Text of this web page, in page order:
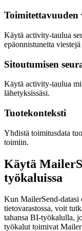
Toimitettavuuden
Käytä activity-taulua
epäonnistuneita
Sitoutumisen
Käytä activity-taulua
lähetyksissäsi.
Tuotekonteksti
Yhdistä toimitusdata
toimiin.
Käytä
työkaluissa
Kun MailerSend-
tietovarastossa, voit
tahansa BI-työkalulla,
työkalut toimivat